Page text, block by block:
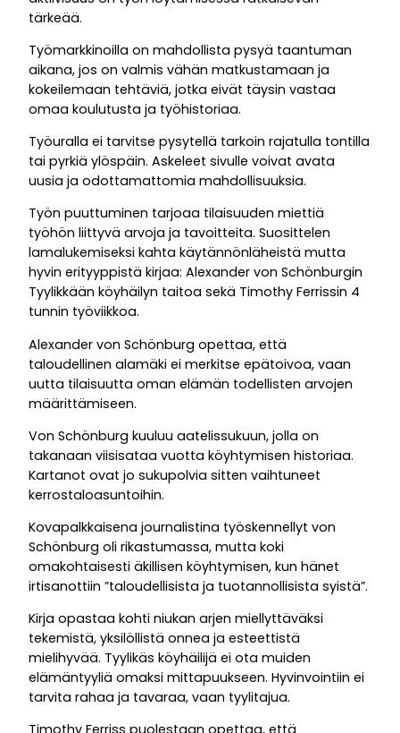
tärkeää.
Työmarkkinoilla on mahdollista pysyä taantuman
aikana, jos on valmis vähän matkustamaan ja
kokeilemaan tehtäviä, jotka eivät täysin vastaa
omaa koulutusta ja työhistoriaa.
Työuralla ei tarvitse pysytellä tarkoin rajatulla tontilla
tai pyrkiä ylöspäin. Askeleet sivulle voivat avata
uusia ja odottamattomia mahdollisuuksia.
Työn puuttuminen tarjoaa tilaisuuden miettiä
työhön liittyvä arvoja ja tavoitteita. Suosittelen
lamalukemiseksi kahta käytännönläheistä mutta
hyvin erityyppistä kirjaa: Alexander von Schönburgin
Tyylikkään köyhäilyn taitoa sekä Timothy Ferrissin 4
tunnin työviikkoa.
Alexander von Schönburg opettaa, että
taloudellinen alamäki ei merkitse epätoivoa, vaan
uutta tilaisuutta oman elämän todellisten arvojen
määrittämiseen.
Von Schönburg kuuluu aatelissukuun, jolla on
takanaan viisisataa vuotta köyhtymisen historiaa.
Kartanot ovat jo sukupolvia sitten vaihtuneet
kerrostaloasuntoihin.
Kovapalkkaisena journalistina työskennellyt von
Schönburg oli rikastumassa, mutta koki
omakohtaisesti äkillisen köyhtymisen, kun hänet
irtisanottiin ”taloudellisista ja tuotannollisista syistä”.
Kirja opastaa kohti niukan arjen miellyttäväksi
tekemistä, yksilöllistä onnea ja esteettistä
mielihyvää. Tyylikäs köyhäilijä ei ota muiden
elämäntyyliä omaksi mittapuukseen. Hyvinvointiin ei
tarvita rahaa ja tavaraa, vaan tyylitajua.